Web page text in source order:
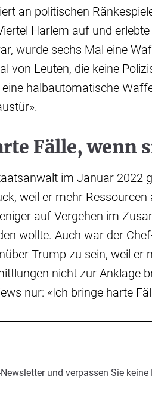
an politischen
Harlem auf und
wurde sechs Mal eine
von Leuten, die keine
halbautomatische
Fälle, wenn
im Januar 2022
weil er mehr
auf Vergehen im
wollte. Auch war der
Trump zu sein, weil er
nicht zur Anklage
nur: «Ich bringe harte
und verpassen Sie